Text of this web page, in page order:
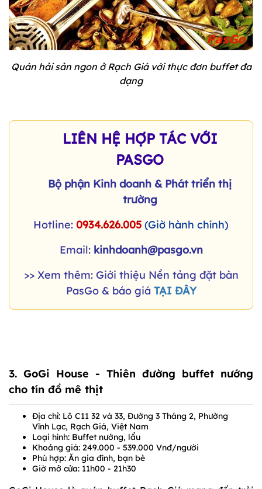
Quán hải sản ngon ở Rạch Giá với thực đơn buffet đa
dạng
LIÊN HỆ HỢP TÁC VỚI
PASGO
Bộ phận Kinh doanh & Phát triển thị
trường
Hotline: 0934.626.005 (Giờ hành chính)
Email: kinhdoanh@pasgo.vn
>> Xem thêm: Giới thiệu Nền tảng đặt bàn
PasGo & báo giá TẠI ĐÂY
3. GoGi House - Thiên đường buffet nướng
cho tín đồ mê thịt
Địa chỉ: Lô C11 32 và 33, Đường 3 Tháng 2, Phường
Vĩnh Lạc, Rạch Giá, Việt Nam
Loại hình: Buffet nướng, lẩu
Khoảng giá: 249.000 - 539.000 Vnđ/người
Phù hợp: Ăn gia đình, bạn bè
Giờ mở cửa: 11h00 - 21h30